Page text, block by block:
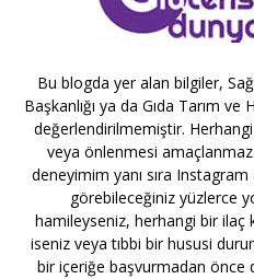
Bu blogda yer alan bilgiler,
Başkanlığı ya da Gıda Tarım ve
değerlendirilmemiştir.
veya önlenmesi
deneyimim yanı sıra
görebileceğiniz yüzlerce
hamileyseniz, herhangi bir ilaç
iseniz veya tıbbi bir hususi
bir içeriğe başvurmadan önce